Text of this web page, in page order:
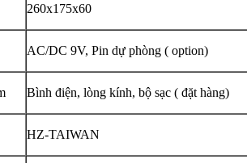
260x175x60
AC/DC 9V, Pin dự phòng ( option)
Bình điện, lòng kính, bộ sạc ( đặt hàng)
HZ-TAIWAN